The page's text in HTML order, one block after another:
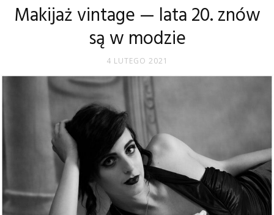
Makijaż vintage — lata 20. znów
są w modzie
4 LUTEGO 2021